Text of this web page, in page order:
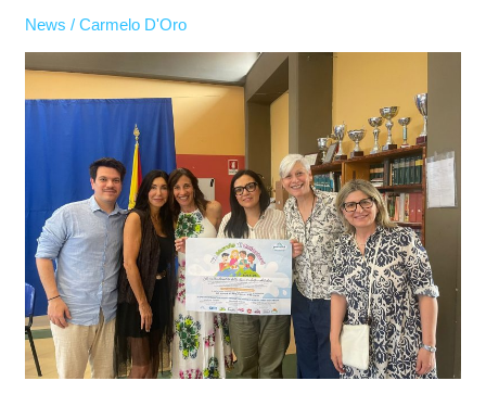
News /Carmelo D'Oro
D
vince
“Parmalat
Sole”
con
“Un
mondo
di
colazioni”!